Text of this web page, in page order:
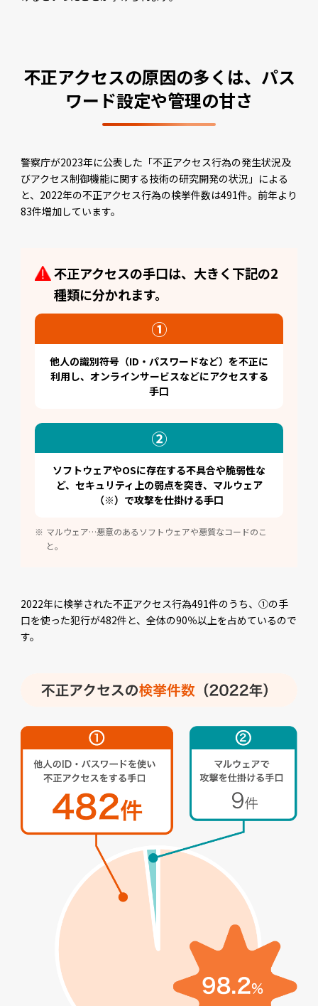
不正アクセスの原因の多くは、パス
ワード設定や管理の甘さ
警察庁が2023年に公表した「不正アクセス行為の発生状況及
びアクセス制御機能に関する技術の研究開発の状況」による
と、2022年の不正アクセス行為の検挙件数は491件。前年より
83件増加しています。
不正アクセスの手口は、大きく下記の2
種類に分かれます。
①
他人の識別符号（ID・パスワードなど）を不正に
利用し、 オンラインサービスなどにアクセスする
手口
②
ソフトウェアやOSに存在する不具合や脆弱性な
ど、 セキュリティ上の弱点を突き、 マルウェア
（※）で攻撃を仕掛ける手口
マルウェア…悪意のあるソフトウェアや悪質なコードのこ
と。
2022年に検挙された不正アクセス行為491件のうち、①の手
口を使った犯行が482件と、全体の90％以上を占めているので
す。